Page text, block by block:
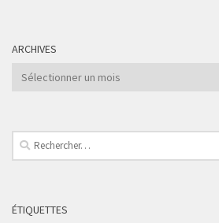
ARCHIVES
Archives
Rechercher :
ÉTIQUETTES